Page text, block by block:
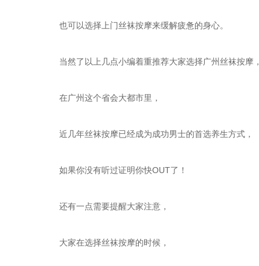
也可以选择上门丝袜按摩来缓解疲惫的身心。
当然了以上几点小编着重推荐大家选择广州丝袜按摩，
在广州这个省会大都市里，
近几年丝袜按摩已经成为成功男士的首选养生方式，
如果你没有听过证明你快OUT了！
还有一点需要提醒大家注意，
大家在选择丝袜按摩的时候，